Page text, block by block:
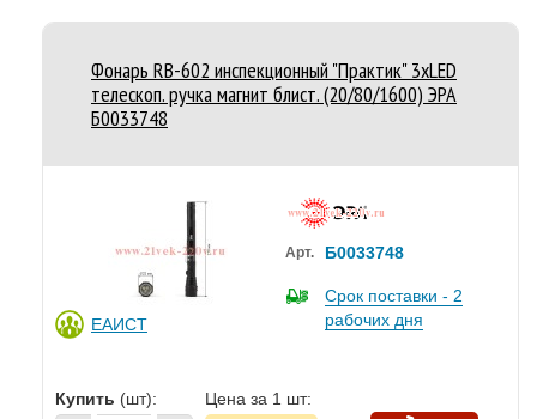
Фонарь RB-602 инспекционный "Практик" 3хLED
телескоп. ручка магнит блист. (20/80/1600) ЭРА
Б0033748
ЕАИСТ
Арт. Б0033748
Срок поставки - 2
рабочих дня
Купить (шт): Цена за 1 шт: